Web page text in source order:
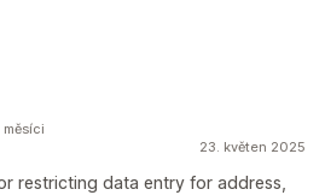
23. květen 2025
restricting data entry for address,